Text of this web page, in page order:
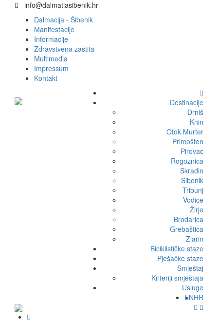
info@dalmatiasibenik.hr
Dalmacija - Šibenik
Manifestacije
Informacije
Zdravstvena zaštita
Multimedia
Impressum
Kontakt
Destinacije
Drniš
Knin
Otok Murter
Primošten
Pirovac
Rogoznica
Skradin
Šibenik
Tribunj
Vodice
Žirje
Brodarica
Grebaštica
Zlarin
Biciklističke staze
Pješačke staze
Smještaj
Kriteriji smještaja
Usluge
HR
EN